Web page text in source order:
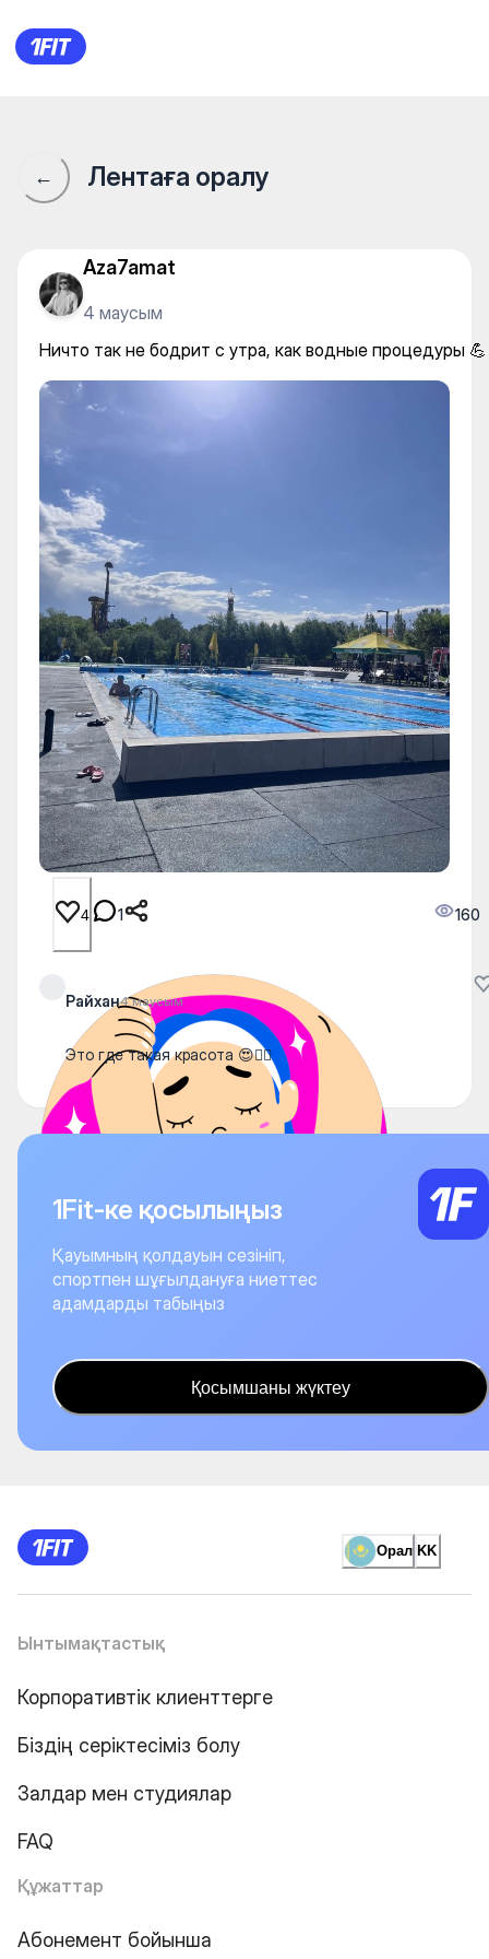
Ничто так не бодрит с
← Лентаға оралу
Aza7amat
4 маусым
Ничто так не бодрит с утра, как водные процедуры 💪
4 1 160
Райхан4 маусым
Это где такая красота 😍🤷‍♀️
1Fit-ке қосылыңыз
Қауымның қолдауын сезініп,
спортпен шұғылдануға ниеттес
адамдарды табыңыз
Қосымшаны жүктеу
Орал KK
Ынтымақтастық
Корпоративтік клиенттерге
Біздің серіктесіміз болу
Залдар мен студиялар
FAQ
Құжаттар
Абонемент бойынша